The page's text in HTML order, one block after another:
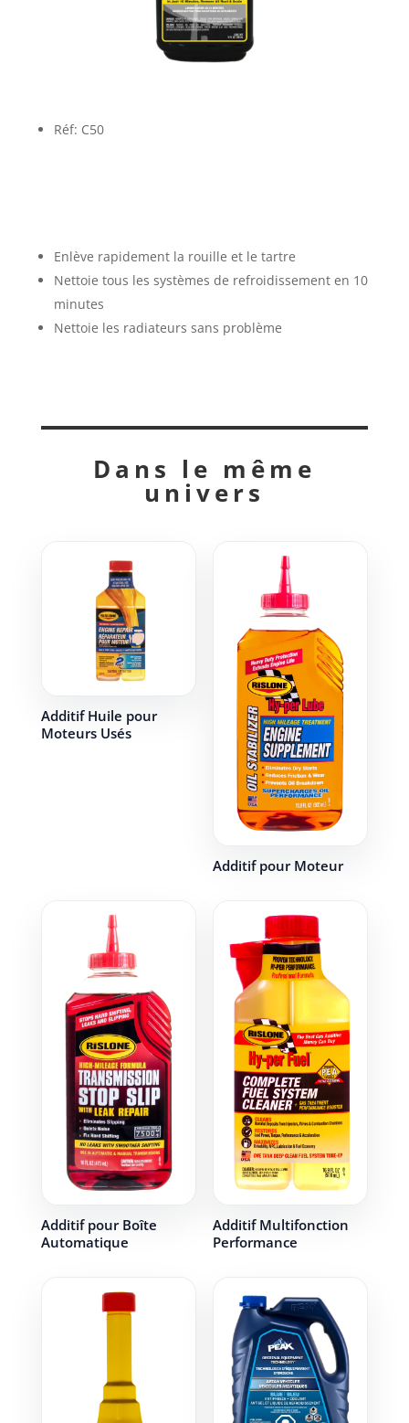
Réf: C50
Enlève rapidement la rouille et le tartre
Nettoie tous les systèmes de refroidissement en 10
minutes
Nettoie les radiateurs sans problème
Dans le même
univers
Additif Huile pour
Moteurs Usés
Additif pour Moteur
Additif pour Boîte
Automatique
Additif Multifonction
Performance